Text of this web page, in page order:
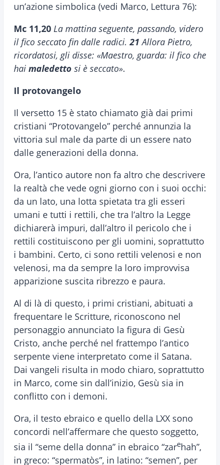
un’azione simbolica (vedi Marco, Lettura 76):
Mc 11,20 La mattina seguente, passando, videro
il fico seccato fin dalle radici.21 Allora Pietro,
ricordatosi, gli disse: «Maestro, guarda: il fico che
hai maledetto si è seccato».
Il protovangelo
Il versetto 15 è stato chiamato già dai primi
cristiani “Protovangelo” perché annunzia la
vittoria sul male da parte di un essere nato
dalle generazioni della donna.
Ora, l’antico autore non fa altro che descrivere
la realtà che vede ogni giorno con i suoi occhi:
da un lato, una lotta spietata tra gli esseri
umani e tutti i rettili, che tra l’altro la Legge
dichiarerà impuri, dall’altro il pericolo che i
rettili costituiscono per gli uomini, soprattutto
i bambini. Certo, ci sono rettili velenosi e non
velenosi, ma da sempre la loro improvvisa
apparizione suscita ribrezzo e paura.
Al di là di questo, i primi cristiani, abituati a
frequentare le Scritture, riconoscono nel
personaggio annunciato la figura di Gesù
Cristo, anche perché nel frattempo l’antico
serpente viene interpretato come il Satana.
Dai vangeli risulta in modo chiaro, soprattutto
in Marco, come sin dall’inizio, Gesù sia in
conflitto con i demoni.
Ora, il testo ebraico e quello della LXX sono
concordi nell’affermare che questo soggetto,
sia il “seme della donna” in ebraico “zarehah”,
in greco: “spermatòs”, in latino: “semen”, per